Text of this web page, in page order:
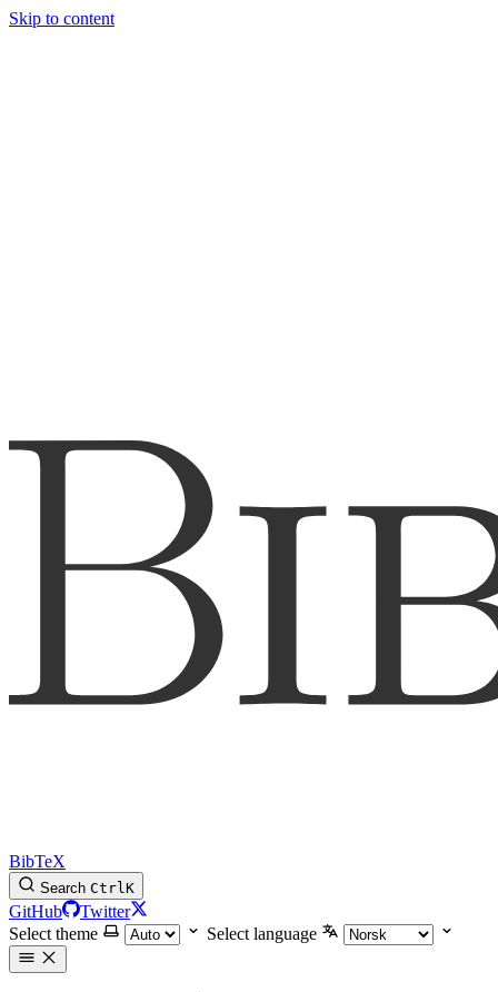
Skip to content
BibTeX
Search CtrlK
GitHub
Twitter
Select theme
Select language